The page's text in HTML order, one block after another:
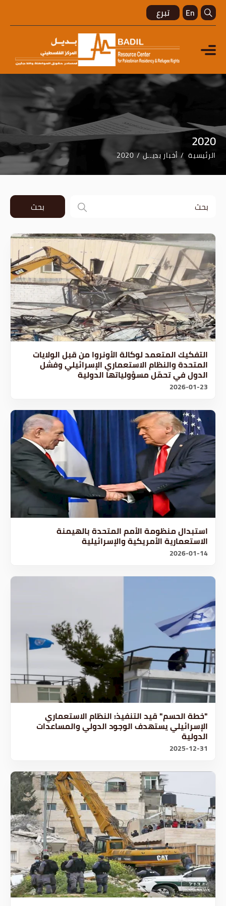
En تبرع
2020
الرئيسية أخبار بديــل 2020
بحث
التفكيك المتعمد لوكالة الأونروا من قبل الولايات
المتحدة والنظام الاستعماري الإسرائيلي وفشل
الدول في تحمّل مسؤولياتها الدولية
2026-01-23
استبدال منظومة الأمم المتحدة بالهيمنة
الاستعمارية الأمريكية والإسرائيلية
2026-01-14
"خطة الحسم" قيد التنفيذ: النظام الاستعماري
الإسرائيلي يستهدف الوجود الدولي والمساعدات
الدولية
2025-12-31